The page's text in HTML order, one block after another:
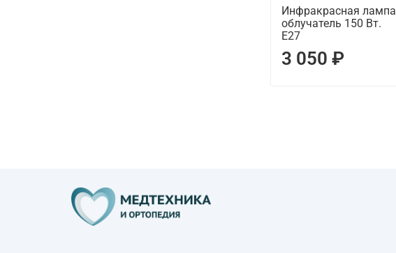
Инфракрасная лампа
облучатель 150 Вт.
Е27
3 050 ₽